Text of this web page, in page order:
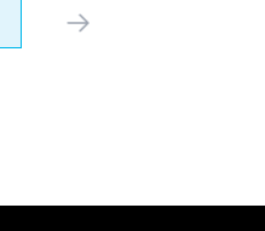
próximo